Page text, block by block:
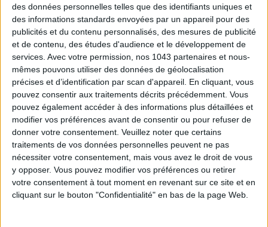
des données personnelles telles que des identifiants uniques et
des informations standards envoyées par un appareil pour des
publicités et du contenu personnalisés, des mesures de publicité
et de contenu, des études d'audience et le développement de
services. Avec votre permission, nos 1043 partenaires et nous-
mêmes pouvons utiliser des données de géolocalisation
précises et d’identification par scan d'appareil. En cliquant, vous
pouvez consentir aux traitements décrits précédemment. Vous
pouvez également accéder à des informations plus détaillées et
modifier vos préférences avant de consentir ou pour refuser de
donner votre consentement. Veuillez noter que certains
traitements de vos données personnelles peuvent ne pas
nécessiter votre consentement, mais vous avez le droit de vous
y opposer. Vous pouvez modifier vos préférences ou retirer
votre consentement à tout moment en revenant sur ce site et en
cliquant sur le bouton "Confidentialité" en bas de la page Web.
15 IDEAS FOR ENJOYING AUGUST IN PARIS